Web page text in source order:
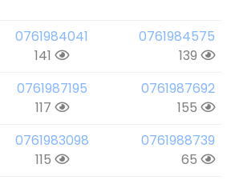
0761984041
141
0761984575
139
0761987195
117
0761987692
155
0761983098
115
0761988739
65